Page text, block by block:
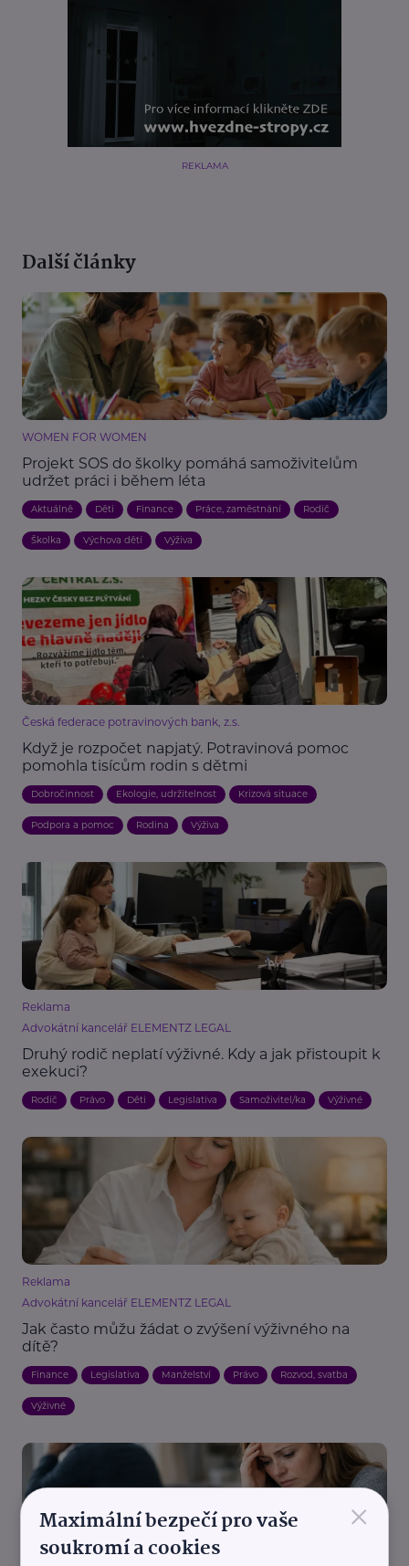
REKLAMA
Další články
WOMEN FOR WOMEN
Projekt SOS do školky pomáhá samoživitelům
udržet práci i během léta
Aktuálně Děti Finance Práce, zaměstnání Rodič
Školka Výchova dětí Výživa
Česká federace potravinových bank, z.s.
Když je rozpočet napjatý. Potravinová pomoc
pomohla tisícům rodin s dětmi
Dobročinnost Ekologie, udržitelnost Krizová situace
Podpora a pomoc Rodina Výživa
Reklama
Advokátní kancelář ELEMENTZ LEGAL
Druhý rodič neplatí výživné. Kdy a jak přistoupit k
exekuci?
Rodič Právo Děti Legislativa Samoživitel/ka Výživné
Reklama
Advokátní kancelář ELEMENTZ LEGAL
Jak často můžu žádat o zvýšení výživného na
dítě?
Finance Legislativa Manželství Právo Rozvod, svatba
Výživné
×
Maximální bezpečí pro vaše
soukromí a cookies